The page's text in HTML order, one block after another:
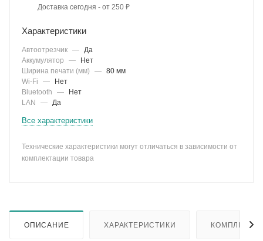
Доставка сегодня - от 250 ₽
Характеристики
Автоотрезчик — Да
Аккумулятор
—
Нет
Ширина печати (мм)
— 80 мм
Wi-Fi
—
Нет
Bluetooth
—
Нет
LAN
— Да
Все характеристики
Технические характеристики могут отличаться в зависимости от
комплектации товара
ОПИСАНИЕ ХАРАКТЕРИСТИКИ